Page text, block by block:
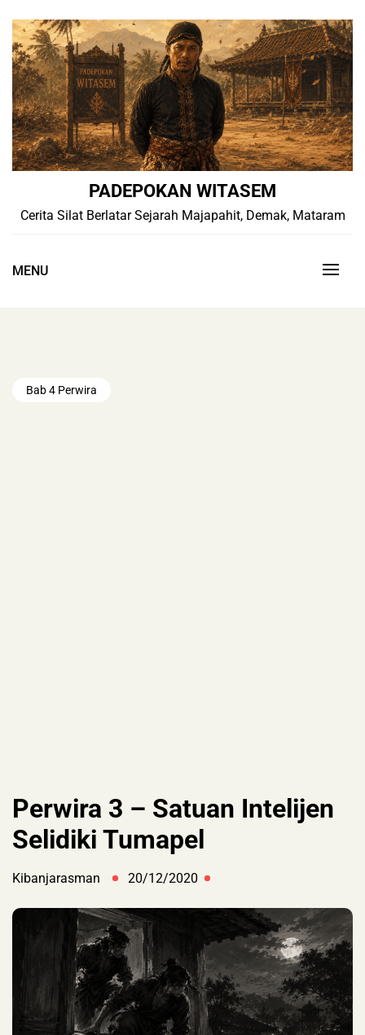
content
PADEPOKAN WITASEM
Cerita Silat Berlatar Sejarah Majapahit, Demak, Mataram
MENU
Bab 4 Perwira
Perwira 3 – Satuan Intelijen
Selidiki Tumapel
Kibanjarasman 20/12/2020